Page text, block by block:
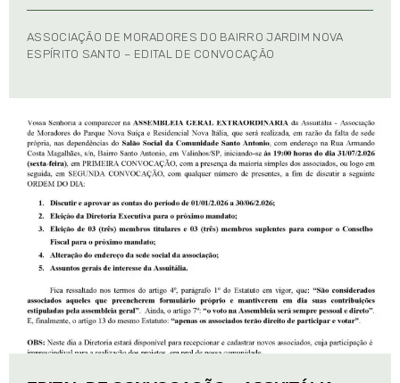
ASSOCIAÇÃO DE MORADORES DO BAIRRO JARDIM NOVA
ESPÍRITO SANTO – EDITAL DE CONVOCAÇÃO